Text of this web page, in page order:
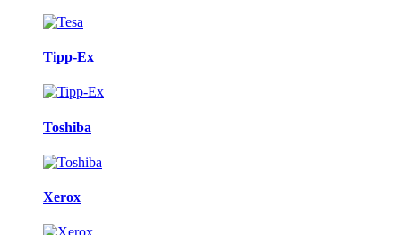
Tipp-Ex
Toshiba
Xerox